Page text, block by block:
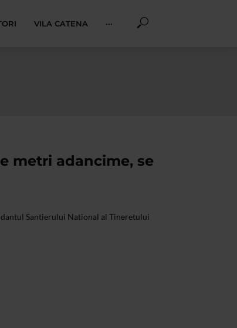
VILA CATENA ···
metri adancime, se
Santierului National al Tineretului